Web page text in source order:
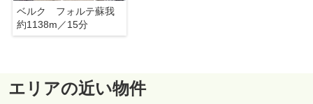
ベルク フォルテ蘇我
約1138m／15分
エリアの近い物件